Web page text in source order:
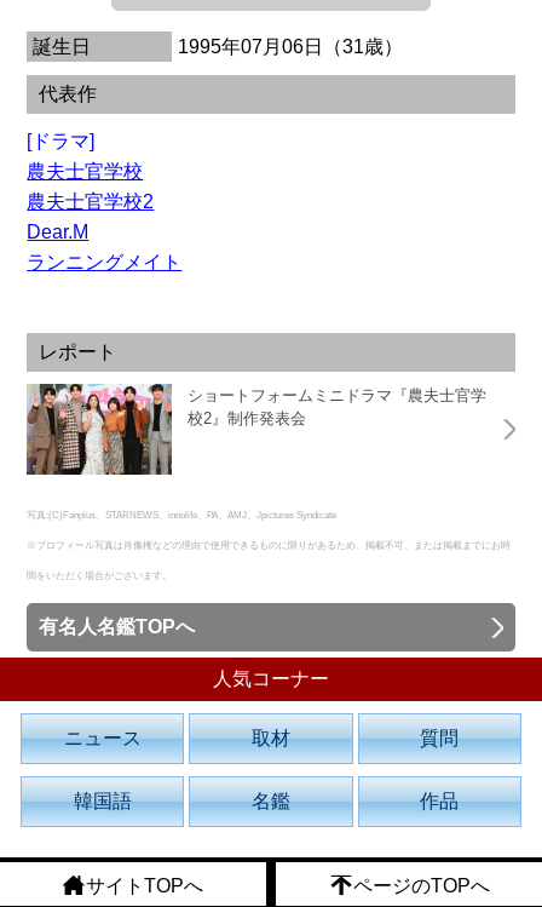
誕生日 1995年07月06日（31歳）
代表作
[ドラマ]
農夫士官学校
農夫士官学校2
Dear.M
ランニングメイト
レポート
ショートフォームミニドラマ『農夫士官学
校2』制作発表会
写真:(C)Fanplus、STARNEWS、innolife、PA、AMJ、Jpictures Syndicate
※プロフィール写真は肖像権などの理由で使用できるものに限りがあるため、掲載不可、または掲載までにお時
間をいただく場合がございます。
有名人名鑑TOPへ
人気コーナー
ニュース 取材 質問
韓国語 名鑑 作品
サイトTOPへ ページのTOPへ